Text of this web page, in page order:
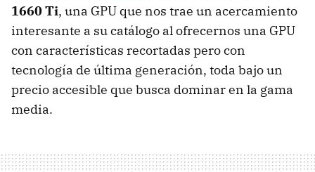
1660 Ti, una GPU que nos trae un acercamiento
interesante a su catálogo al ofrecernos una GPU
con características recortadas pero con
tecnología de última generación, toda bajo un
precio accesible que busca dominar en la gama
media.